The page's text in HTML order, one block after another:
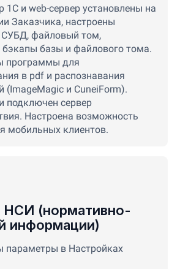
1С и web-сервер установлены на
Заказчика, настроены
СУБД, файловый том,
базы и файлового тома.
программы для
в pdf и распознавания
(ImageMagic и CuneiForm).
подключен сервер
Настроена возможность
мобильных клиентов.
НСИ (нормативно-
информации)
параметры в Настройках